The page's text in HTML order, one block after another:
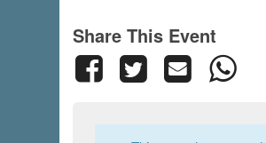
Share This Event